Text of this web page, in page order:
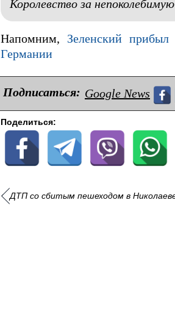
Королевство за
Напомним, Зеленский
Германии
Подписаться: Google News
Поделиться:
ДТП со сбитым пешеходом в